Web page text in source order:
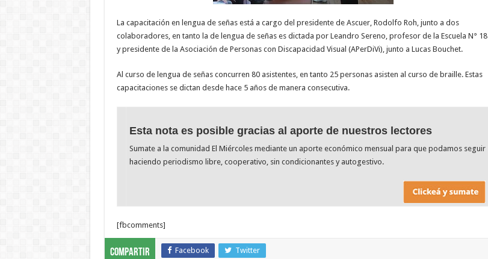
La capacitación en lengua de señas está a cargo del presidente de Ascuer, Rodolfo Roh, junto a dos
colaboradores, en tanto la de lengua de señas es dictada por Leandro Sereno, profesor de la Escuela N° 18
y presidente de la Asociación de Personas con Discapacidad Visual (APerDiVi), junto a Lucas Bouchet.
Al curso de lengua de señas concurren 80 asistentes, en tanto 25 personas asisten al curso de braille. Estas
capacitaciones se dictan desde hace 5 años de manera consecutiva.
Esta nota es posible gracias al aporte de nuestros lectores
Sumate a la comunidad El Miércoles mediante un aporte económico mensual para que podamos seguir
haciendo periodismo libre, cooperativo, sin condicionantes y autogestivo.
[fbcomments]
Compartir Facebook Twitter